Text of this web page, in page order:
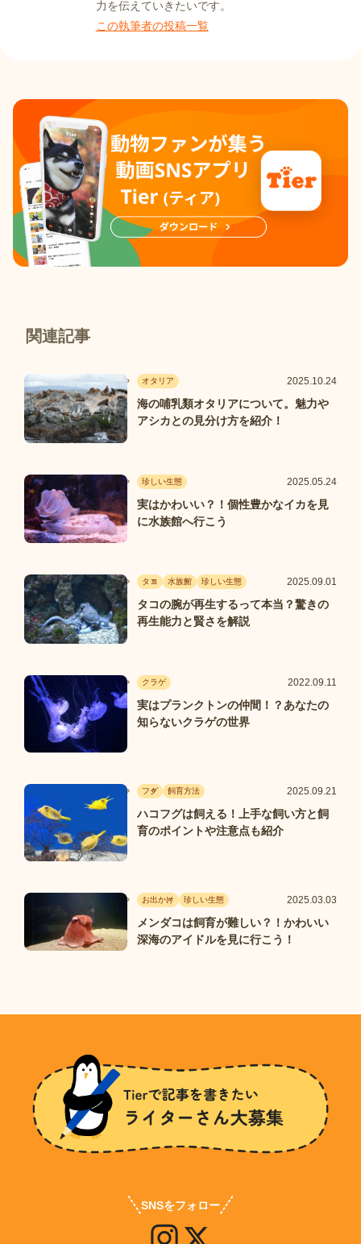
力を伝えていきたいです。
この執筆者の投稿一覧
関連記事
オタリア 2025.10.24
海の哺乳類オタリアについて。魅力や
アシカとの見分け方を紹介！
珍しい生態 2025.05.24
実はかわいい？！個性豊かなイカを見
に水族館へ行こう
タコ 水族館 珍しい生態 2025.09.01
タコの腕が再生するって本当？驚きの
再生能力と賢さを解説
クラゲ 2022.09.11
実はプランクトンの仲間！？あなたの
知らないクラゲの世界
フグ 飼育方法 2025.09.21
ハコフグは飼える！上手な飼い方と飼
育のポイントや注意点も紹介
お出かけ 珍しい生態 2025.03.03
メンダコは飼育が難しい？！かわいい
深海のアイドルを見に行こう！
SNSをフォロー